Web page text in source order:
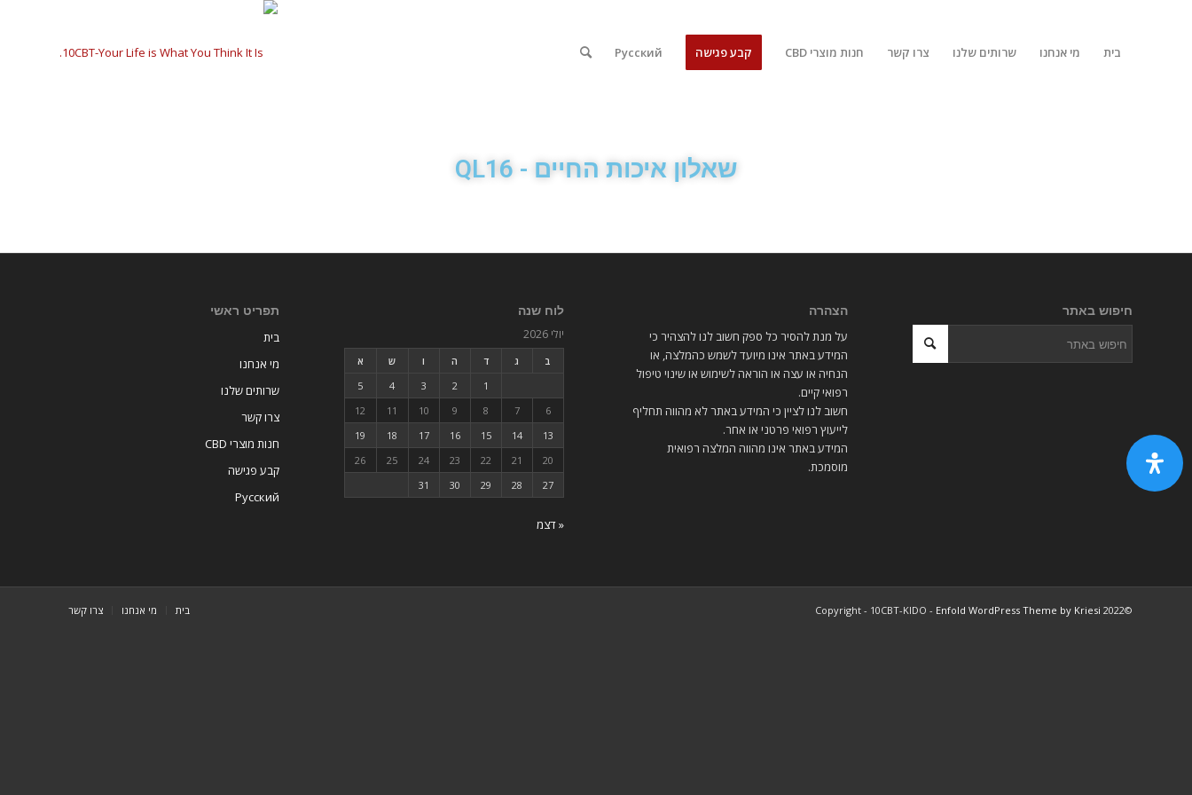
בית מי אנחנו שרותים שלנו צרו קשר חנות מוצרי CBD קבע פגישה Русский
שאלון איכות החיים - QL16
חיפוש באתר הצהרה
על מנת להסיר כל ספק חשוב לנו להצהיר כי
המידע באתר אינו מיועד לשמש כהמלצה, או
הנחיה או עצה או הוראה לשימוש או שינוי טיפול
רפואי קיים.
חשוב לנו לציין כי המידע באתר לא מהווה תחליף
לייעוץ רפואי פרטני או אחר.
המידע באתר אינו מהווה המלצה רפואית
מוסמכת.
לוח שנה
יולי 2026
ב ג ד ה ו ש
א
1
2
3
4
5
6
7
8
9
10
11
12
13
14
15
16
17
18
19
20
21
22
23
24
25
26
27
28
29
30
31
« דצמ
תפריט ראשי
בית
מי אנחנו
שרותים שלנו
צרו קשר
חנות מוצרי CBD
קבע פגישה
Русский
©2022 Copyright - 10CBT-KIDO -
Enfold WordPress Theme by Kriesi בית מי אנחנו צרו קשר